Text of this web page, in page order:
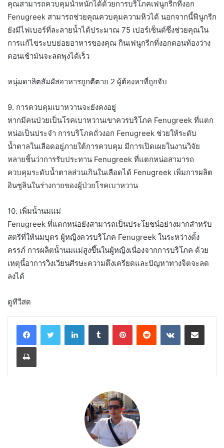
คุณสามารถควบคุมน้ำหนักได้ด้วยการบริโภคเฟนูกรีกที่งอก
Fenugreek สามารถช่วยคุณควบคุมความหิวได้ นอกจากนี้ฟีนูกรีก
ยังมีไฟเบอร์ที่ละลายน้ำได้ประมาณ 75 เปอร์เซ็นต์ซึ่งช่วยคุณใน
การแก้ไขระบบย่อยอาหารของคุณ กินเฟนูกรีกที่งอกตอนท้องว่าง
ตอนเช้ามันจะลดพุงได้เร็ว
หนุ่มดาลิตสัมผัสอาหารถูกตีตาย 2 ผู้ต้องหาที่ถูกจับ
9. การควบคุมเบาหวานจะยังคงอยู่
หากมีคนป่วยเป็นโรคเบาหวานเขาควรบริโภค Fenugreek ที่แตก
หน่อเป็นประจำ การบริโภคถั่วงอก Fenugreek ช่วยให้ระดับ
น้ำตาลในเลือดอยู่ภายใต้การควบคุม มีการเปิดเผยในงานวิจัย
หลายชิ้นว่าการรับประทาน Fenugreek ที่แตกหน่อสามารถ
ควบคุมระดับน้ำตาลส่วนเกินในเลือดได้ Fenugreek เพิ่มการผลิต
อินซูลินในร่างกายของผู้ป่วยโรคเบาหวาน
10. เพิ่มน้ำนมแม่
Fenugreek ที่แตกหน่อยังสามารถเป็นประโยชน์อย่างมากสำหรับ
สตรีที่ให้นมบุตร ผู้หญิงควรบริโภค Fenugreek ในระหว่างตั้ง
ครรภ์ การผลิตน้ำนมแม่สูงขึ้นในผู้หญิงเนื่องจากการบริโภค ด้วย
เหตุนี้อาการวิงเวียนศีรษะความตึงเครียดและปัญหาทางจิตจะลด
ลงได้
ดูทีวีสด
LinkedInTumblr PinterestReddit VKontakteShare via Email
Print